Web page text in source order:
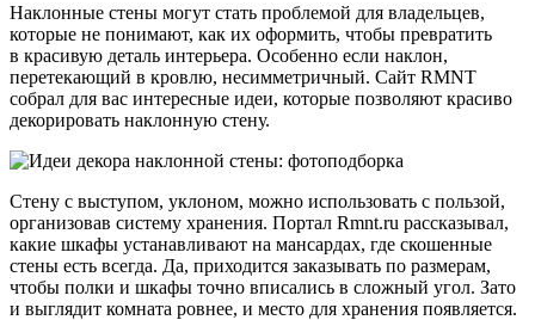
Наклонные стены могут стать проблемой для владельцев,
которые не понимают, как их оформить, чтобы превратить
в красивую деталь интерьера. Особенно если наклон,
перетекающий в кровлю, несимметричный. Сайт RMNT
собрал для вас интересные идеи, которые позволяют красиво
декорировать наклонную стену.
Стену с выступом, уклоном, можно использовать с пользой,
организовав систему хранения. Портал Rmnt.ru рассказывал,
какие шкафы устанавливают на мансардах, где скошенные
стены есть всегда. Да, приходится заказывать по размерам,
чтобы полки и шкафы точно вписались в сложный угол. Зато
и выглядит комната ровнее, и место для хранения появляется.